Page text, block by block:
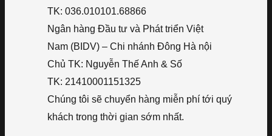
TK: 036.010101.68866
Ngân hàng Đầu tư và Phát triển Việt
Nam (BIDV) – Chi nhánh Đông Hà nội
Chủ TK: Nguyễn Thế Anh & Số
TK: 21410001151325
Chúng tôi sẽ chuyển hàng miễn phí tới quý
khách trong thời gian sớm nhất.